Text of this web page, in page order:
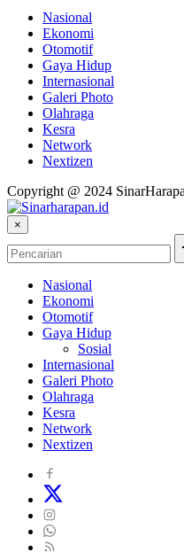
Nasional
Ekonomi
Otomotif
Gaya Hidup
Internasional
Galeri Photo
Olahraga
Kesra
Network
Nextizen
Copyright @ 2024
×
Nasional
Ekonomi
Otomotif
Gaya Hidup
Sosial
Internasional
Galeri Photo
Olahraga
Kesra
Network
Nextizen